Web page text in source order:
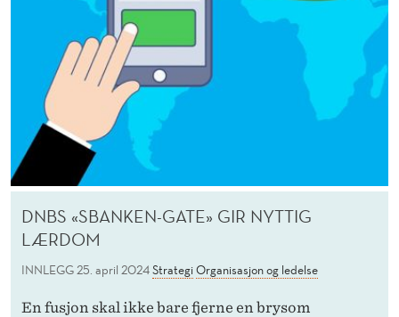
DNBS «SBANKEN-GATE» GIR NYTTIG
LÆRDOM
INNLEGG25. april 2024Strategi Organisasjon og ledelse
En fusjon skal ikke bare fjerne en brysom